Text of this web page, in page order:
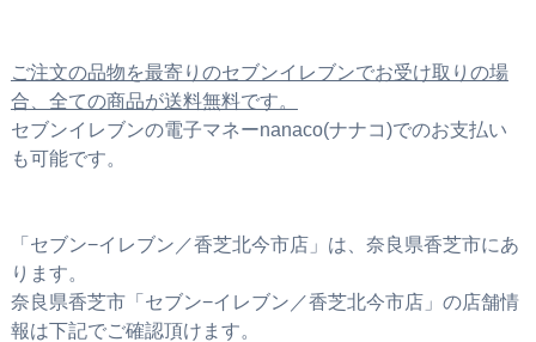
ご注文の品物を最寄りのセブンイレブンでお受け取りの場
合、全ての商品が送料無料です。
セブンイレブンの電子マネーnanaco(ナナコ)でのお支払い
も可能です。
「セブン−イレブン／香芝北今市店」は、奈良県香芝市にあ
ります。
奈良県香芝市「セブン−イレブン／香芝北今市店」の店舗情
報は下記でご確認頂けます。